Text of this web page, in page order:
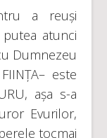
a reuși
atunci
Dumnezeu
este
așa s-a
Evurilor,
tocmai